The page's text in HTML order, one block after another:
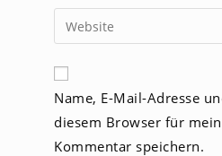
zum
Kommentieren
ein
E-
Mail-
zum
Kommentieren
ein
Gib
deine
Website-
URL
ein
(optional)
Name, E-Mail-Adresse
diesem Browser für
Kommentar speichern.